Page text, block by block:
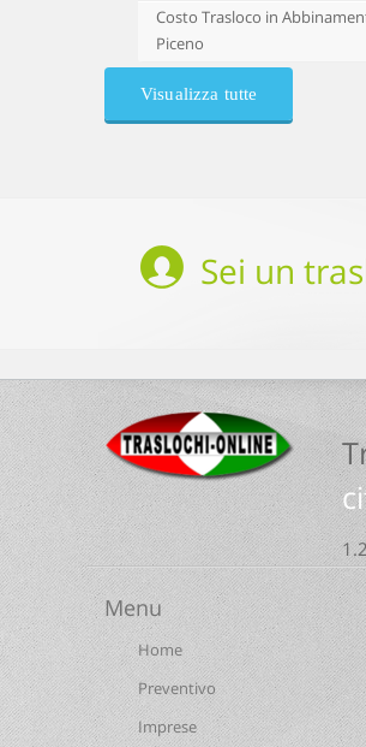
Costo Trasloco in
Piceno
Visualizza tutte
Sei un
Menu
Home
Preventivo
Imprese